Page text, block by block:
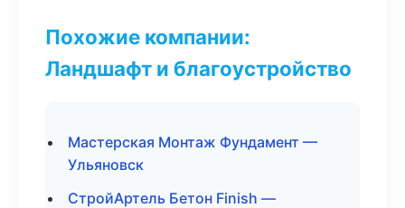
Похожие компании:
Ландшафт и благоустройство
Мастерская Монтаж Фундамент —
Ульяновск
СтройАртель Бетон Finish —